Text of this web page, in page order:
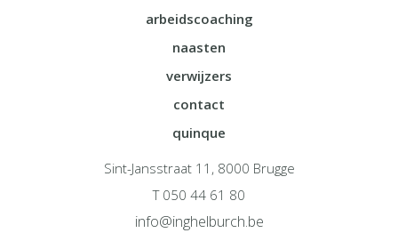
arbeidscoaching
naasten
verwijzers
contact
quinque
Sint-Jansstraat 11, 8000 Brugge
T 050 44 61 80
info@inghelburch.be